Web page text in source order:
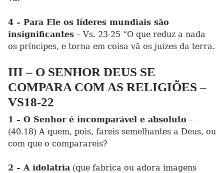
4 – Para Ele os líderes mundiais são
insignificantes – Vs. 23-25 “O que reduz a nada
os príncipes, e torna em coisa vã os juízes da terra.
III – O SENHOR DEUS SE
COMPARA COM AS RELIGIÕES –
VS18-22
1 – O Senhor é incomparável e absoluto –
(40.18) A quem, pois, fareis semelhantes a Deus, ou
com que o comparareis?
2 – A idolatria (que fabrica ou adora imagens